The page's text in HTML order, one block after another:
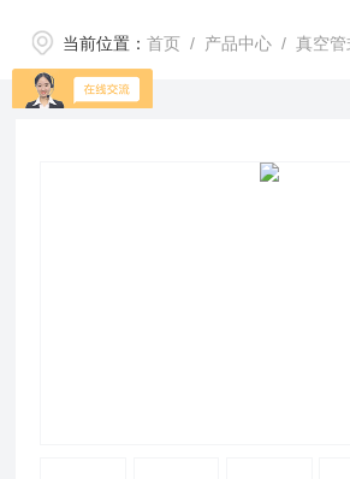
当前位置：首页 / 产品中心 /真空管